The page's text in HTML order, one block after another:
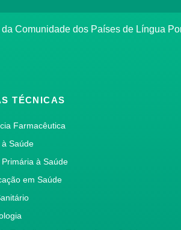
da Comunidade dos Países de Língua
TÉCNICAS
Farmacêutica
Saúde
à Saúde
em Saúde